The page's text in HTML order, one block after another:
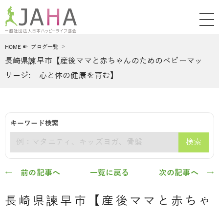
HOME ブログ一覧
長崎県諫早市【産後ママと赤ちゃんのためのベビーマッ
サージ: 心と体の健康を育む】
キーワード検索
検索
← 前の記事へ 一覧に戻る 次の記事へ →
長崎県諫早市【産後ママと赤ちゃ